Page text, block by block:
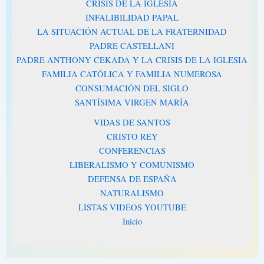
CRISIS DE LA IGLESIA
INFALIBILIDAD PAPAL
LA SITUACIÓN ACTUAL DE LA FRATERNIDAD
PADRE CASTELLANI
PADRE ANTHONY CEKADA Y LA CRISIS DE LA IGLESIA
FAMILIA CATÓLICA Y FAMILIA NUMEROSA
CONSUMACIÓN DEL SIGLO
SANTÍSIMA VIRGEN MARÍA
VIDAS DE SANTOS
CRISTO REY
CONFERENCIAS
LIBERALISMO Y COMUNISMO
DEFENSA DE ESPAÑA
NATURALISMO
LISTAS VIDEOS YOUTUBE
Inicio